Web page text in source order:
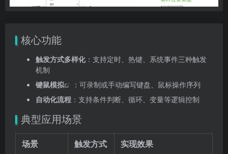
核心功能
触发方式多样化：支持定时、热键、系统事件三种触发
机制
键鼠模拟
：可录制或手动编写键盘、鼠标操作序列
自动化流程 ：支持条件判断、循环、变量等逻辑控制
典型应用场景
场景 触发方式
实现效果